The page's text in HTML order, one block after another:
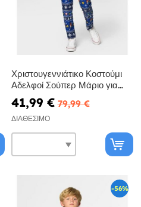
Χριστουγεννιάτικο Κοστούμι
Αδελφοί Σούπερ Μάριο για
Εφήβους - Opposuits
41,99 € 79,99 €
ΔΙΑΘΈΣΙΜΟ
-56%